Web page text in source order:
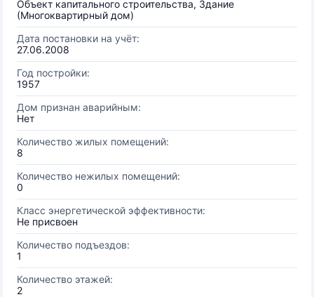
Объект капитального строительства, Здание
(Многоквартирный дом)
Дата постановки на учёт:
27.06.2008
Год постройки:
1957
Дом признан аварийным:
Нет
Количество жилых помещений:
8
Количество нежилых помещений:
0
Класс энергетической эффективности:
Не присвоен
Количество подъездов:
1
Количество этажей:
2